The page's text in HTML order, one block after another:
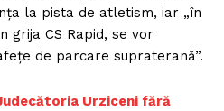
la pista de atletism, iar „în
grija CS Rapid, se vor
de parcare supraterană”.
Urziceni fără